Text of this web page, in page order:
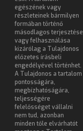
egészének vagy
részleteinek bármilyen
formában történő
másodlagos terjesztése
vagy felhasználása
kizárólag a Tulajdonos
előzetes írásbeli
engedélyével történhet.
A Tulajdonos a tartalom
pontosságára,
megbízhatóságára,
teljességére
felelősséget vállalni
nem tud, azonban
minden tőle elvárhatót